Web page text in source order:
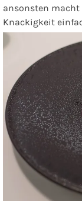
ansonsten
Knackigkeit